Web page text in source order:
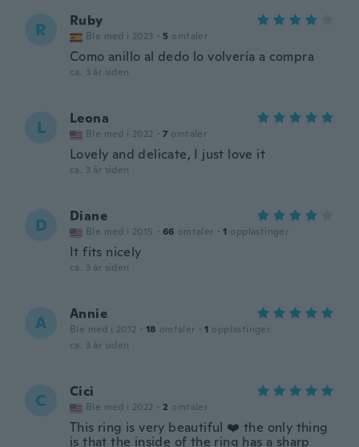
R Ruby
Ble med i 2023 · 5 omtaler
Como anillo al dedo lo volvería a compra
ca. 3 år siden
L Leona
Ble med i 2022 · 7 omtaler
Lovely and delicate, I just love it
ca. 3 år siden
D Diane
Ble med i 2015 · 66 omtaler · 1 opplastinger
It fits nicely
ca. 3 år siden
A Annie
Ble med i 2012 · 18 omtaler · 1 opplastinger
ca. 3 år siden
C Cici
Ble med i 2022 · 2 omtaler
This ring is very beautiful ❤️ the only thing
is that the inside of the ring has a sharp